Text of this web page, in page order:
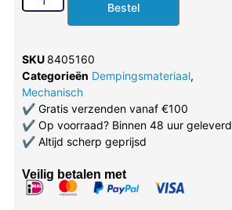
Bestel
SKU 8405160
Categorieën Dempingsmateriaal,
Mechanisch
✔Gratis verzenden vanaf €100
✔Op voorraad? Binnen 48 uur geleverd
✔Altijd scherp geprijsd
Veilig betalen met